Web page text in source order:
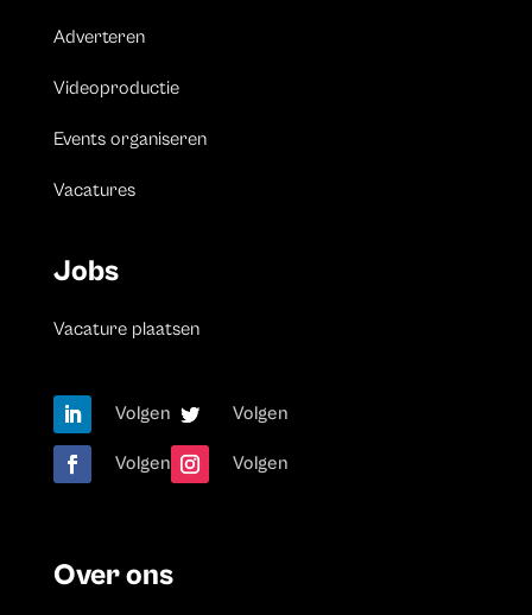
Adverteren
Videoproductie
Events organiseren
Vacatures
Jobs
Vacature plaatsen
Volgen Volgen
Volgen Volgen
Over ons